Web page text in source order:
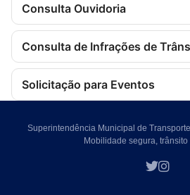
Consulta Ouvidoria
Consulta de Infrações de
Solicitação para Eventos
Superintendência Municipal de
Mobilidade segura, trânsito